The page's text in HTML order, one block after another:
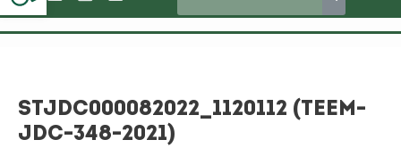
STJDC000082022_1120112 (TEEM-
JDC-348-2021)